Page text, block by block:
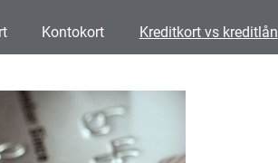
Kontokort Kreditkort vs kreditlån